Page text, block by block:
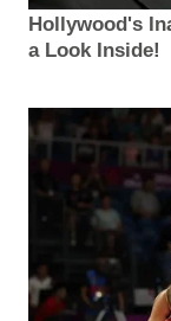
Hollywood's
a Look Inside!